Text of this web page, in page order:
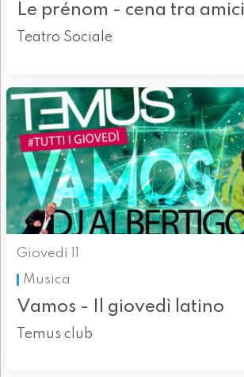
Le prénom - cena tra amici
Teatro Sociale
Giovedì 11
Musica
Vamos - Il giovedì latino
Temus club